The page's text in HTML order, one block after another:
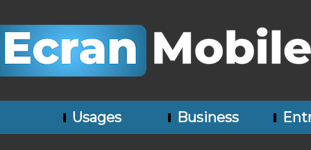
Usages Business